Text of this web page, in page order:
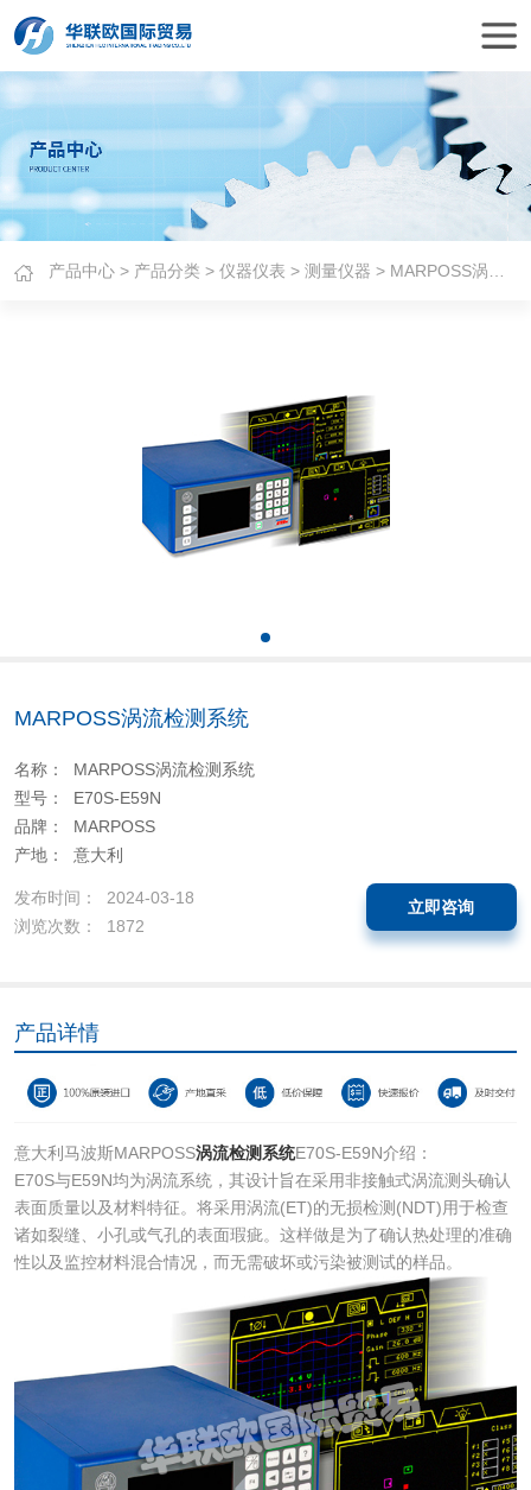
产品中心 > 产品分类 >仪器仪表 >测量仪器 > MARPOSS涡流检测系统
MARPOSS涡流检测系统
名称： MARPOSS涡流检测系统
型号： E70S-E59N
品牌： MARPOSS
产地： 意大利
发布时间： 2024-03-18
浏览次数： 1872
立即咨询
产品详情
意大利马波斯MARPOSS涡流检测系统E70S-E59N介绍：
E70S与E59N均为涡流系统，其设计旨在采用非接触式涡流测头确认
表面质量以及材料特征。将采用涡流(ET)的无损检测(NDT)用于检查
诸如裂缝、小孔或气孔的表面瑕疵。这样做是为了确认热处理的准确
性以及监控材料混合情况，而无需破坏或污染被测试的样品。